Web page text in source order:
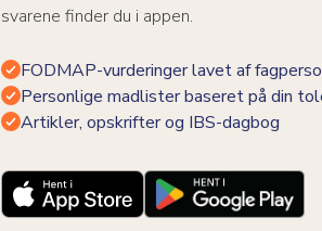
svarene finder du i appen.
FODMAP-vurderinger lavet af
Personlige madlister baseret på din
Artikler, opskrifter og IBS-dagbog